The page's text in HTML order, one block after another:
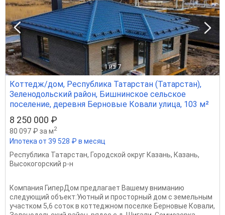
1 из 7
Коттедж/дом, Республика Татарстан (Татарстан),
Зеленодольский район, Бишнинское сельское
поселение, деревня Берновые Ковали улица, 103 м²
8 250 000 ₽
80 097 ₽ за м2
Ипотека от 39 528 ₽ в месяц
Республика Татарстан, Городской округ Казань, Казань,
Высокогорский р-н
Компания ГиперДом предлагает Вашему вниманию
следующий объект:Уютный и просторный дом с земельным
участком 5,6 соток в коттеджном поселке Берновые Ковали,